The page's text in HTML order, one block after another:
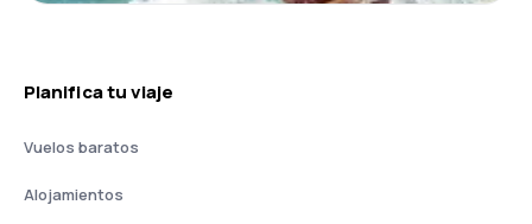
Planifica tu viaje
Vuelos baratos
Alojamientos